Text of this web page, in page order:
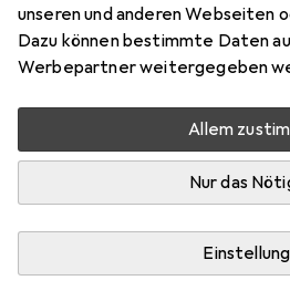
unseren und anderen Webseiten
Dazu können bestimmte Daten
Werbepartner weitergegeben
Allem
Nur das
Hier findest du passendes
Zylinderolive 3413 aus den
Schliesszylinder und Möbelgleiter
Relevanz